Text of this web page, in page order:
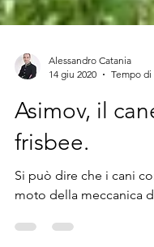
Alessandro Catania
Asimov, il
frisbee.
Si può dire che i cani